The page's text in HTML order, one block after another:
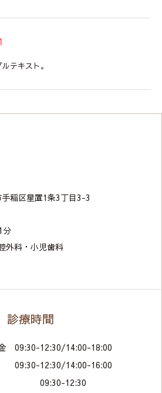
テキスト。
稲区星置1条3丁目3-3
分
外科・小児歯科
診療時間
09:30-12:30/14:00-18:00
12:30/14:00-16:00
12:30